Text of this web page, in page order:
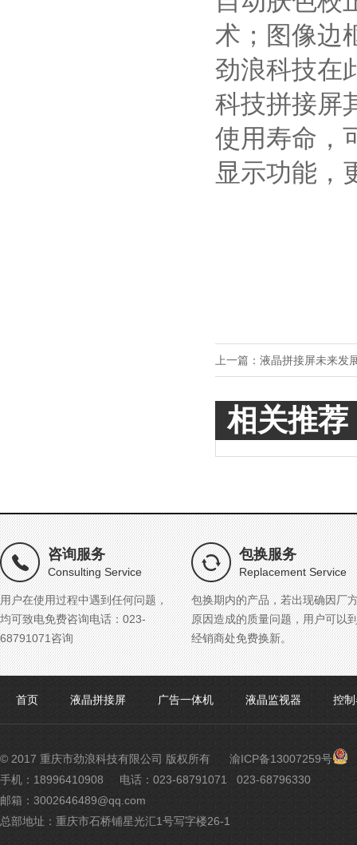
术；图像边
劲浪科技在
科技拼接屏
使用寿命，
显示功能，
上一篇： 液晶拼接屏未来发
相关推荐
咨询服务
Consulting Service
用户在使用过程中遇到任何问题，
均可致电免费咨询电话：023-
68791071咨询
包换服务
Replacement Service
包换期内的产品，若出现确因厂
原因造成的质量问题，用户可以
经销商处免费换新。
首页 液晶拼接屏 广告一体机 液晶监视器 控
© 2017 重庆市劲浪科技有限公司 版权所有 渝ICP备13007259号 渝
手机：18996410908
电话：023-68791071 023-68796330
邮箱：3002646489@qq.com
总部地址：重庆市石桥铺星光汇1号写字楼26-1